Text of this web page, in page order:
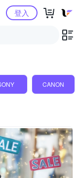
中心登入
CANON